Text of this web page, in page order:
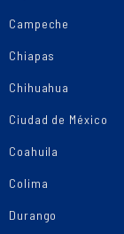
Campeche
Chiapas
Chihuahua
Ciudad de México
Coahuila
Colima
Durango